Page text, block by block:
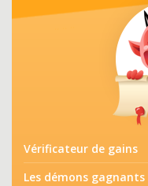
Vérificateur de gains
Les démons gagnants